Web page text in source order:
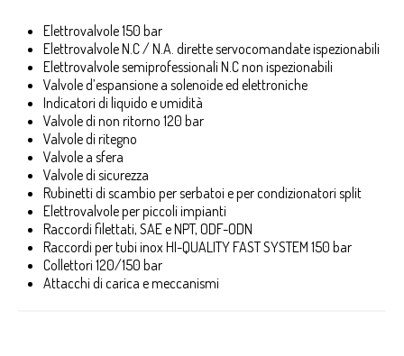
Elettrovalvole 150 bar
Elettrovalvole N.C / N.A. dirette servocomandate ispezionabili
Elettrovalvole semiprofessionali N.C non ispezionabili
Valvole d’espansione a solenoide ed elettroniche
Indicatori di liquido e umidità
Valvole di non ritorno 120 bar
Valvole di ritegno
Valvole a sfera
Valvole di sicurezza
Rubinetti di scambio per serbatoi e per condizionatori split
Elettrovalvole per piccoli impianti
Raccordi filettati, SAE e NPT, ODF-ODN
Raccordi per tubi inox HI-QUALITY FAST SYSTEM 150 bar
Collettori 120/150 bar
Attacchi di carica e meccanismi